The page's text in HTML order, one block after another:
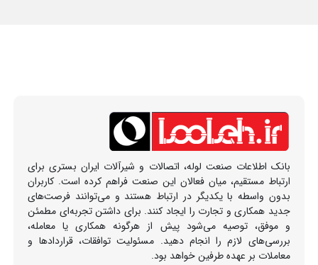
بانک اطلاعات صنعت لوله، اتصالات و شیرآلات ایران بستری برای
ارتباط مستقیم، میان فعالان این صنعت فراهم کرده است. کاربران
بدون واسطه با یکدیگر در ارتباط هستند و می‌توانند فرصت‌های
جدید همکاری و تجارت را ایجاد کنند. برای داشتن تجربه‌ای مطمئن
و موفق، توصیه می‌شود پیش از هرگونه همکاری یا معامله،
بررسی‌های لازم را انجام دهید. مسئولیت توافقات، قراردادها و
معاملات بر عهده طرفین خواهد بود.